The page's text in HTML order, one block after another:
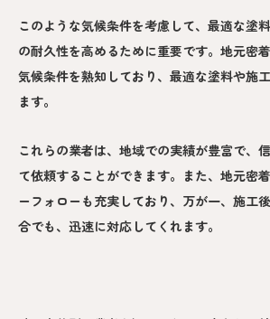
このような気候条件を考慮して、最適な塗
の耐久性を高めるために重要です。地元密
気候条件を熟知しており、最適な塗料や施
ます。
これらの業者は、地域での実績が豊富で、
て依頼することができます。また、地元密
ーフォローも充実しており、万が一、施工
合でも、迅速に対応してくれます。